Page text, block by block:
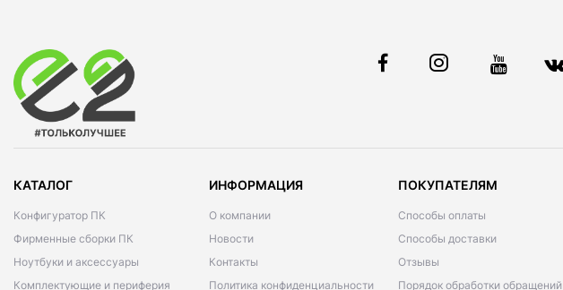
КАТАЛОГ
Конфигуратор ПК
Фирменные сборки ПК
Ноутбуки и аксессуары
Комплектующие и периферия
ИНФОРМАЦИЯ
О компании
Новости
Контакты
Политика конфиденциальности
ПОКУПАТЕЛЯМ
Способы оплаты
Способы доставки
Отзывы
Порядок обработки обращений